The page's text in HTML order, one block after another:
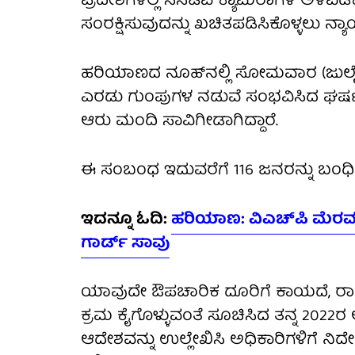
ಸಂರಕ್ಷಿಸುವುದನ್ನು ಖಚಿತಪಡಿಸಿಕೊಳ್ಳಲು
ಹರಿಯಾಣದ ನೂಹ್‌ನಲ್ಲಿ ಸೋಮವಾರ
ಎರಡು ಗುಂಪುಗಳ ನಡುವೆ ಸಂಭವಿಸಿದ
ಆರು ಮಂದಿ ಸಾವಿಗೀಡಾಗಿದ್ದಾರೆ.
ಈ ಸಂಬಂಧ ಇದುವರೆಗೆ 116 ಜನರನ್ನು
ಇದನ್ನೂ ಓದಿ:ಹರಿಯಾಣ: ವಿಎಚ್‌ಪಿ
ಗಾರ್ಡ್‌ ಸಾವು
ಯಾವುದೇ ಔಪಚಾರಿಕ ದೂರಿಗೆ ಕಾಯದೆ,
ಕ್ರಮ ಕೈಗೊಳ್ಳುವಂತೆ ಸೂಚಿಸಿದ ತನ್ನ
ಆದೇಶವನ್ನು ಉಲ್ಲೇಖಿಸಿ ಅಧಿಕಾರಿಗಳಿಗೆ